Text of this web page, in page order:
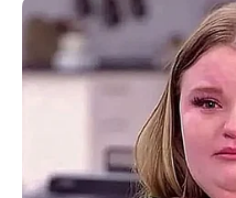
Αυτή η
ισόρροπη
αποφυγή
σε συγκεκριμένα
Η πρωτοβουλία αυτή
επιτυχημένο